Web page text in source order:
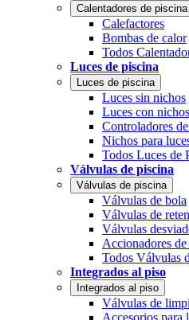
Calentadores de piscina
Calefactores
Bombas de calor
Todos
Luces de piscina
Luces de piscina
Luces sin nichos
Luces con nichos
Controladores
Nichos para
Todos Luces de
Válvulas de piscina
Válvulas de piscina
Válvulas de bola
Válvulas de
Válvulas
Accionadores
Todos Válvulas
Integrados al piso
Integrados al piso
Válvulas de
Accesorios para